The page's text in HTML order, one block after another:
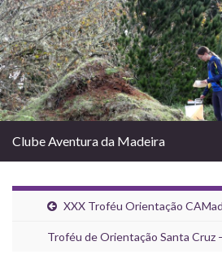
Clube Aventura da Madeira
XXX Troféu Orientação
Troféu de Orientação Santa Cruz